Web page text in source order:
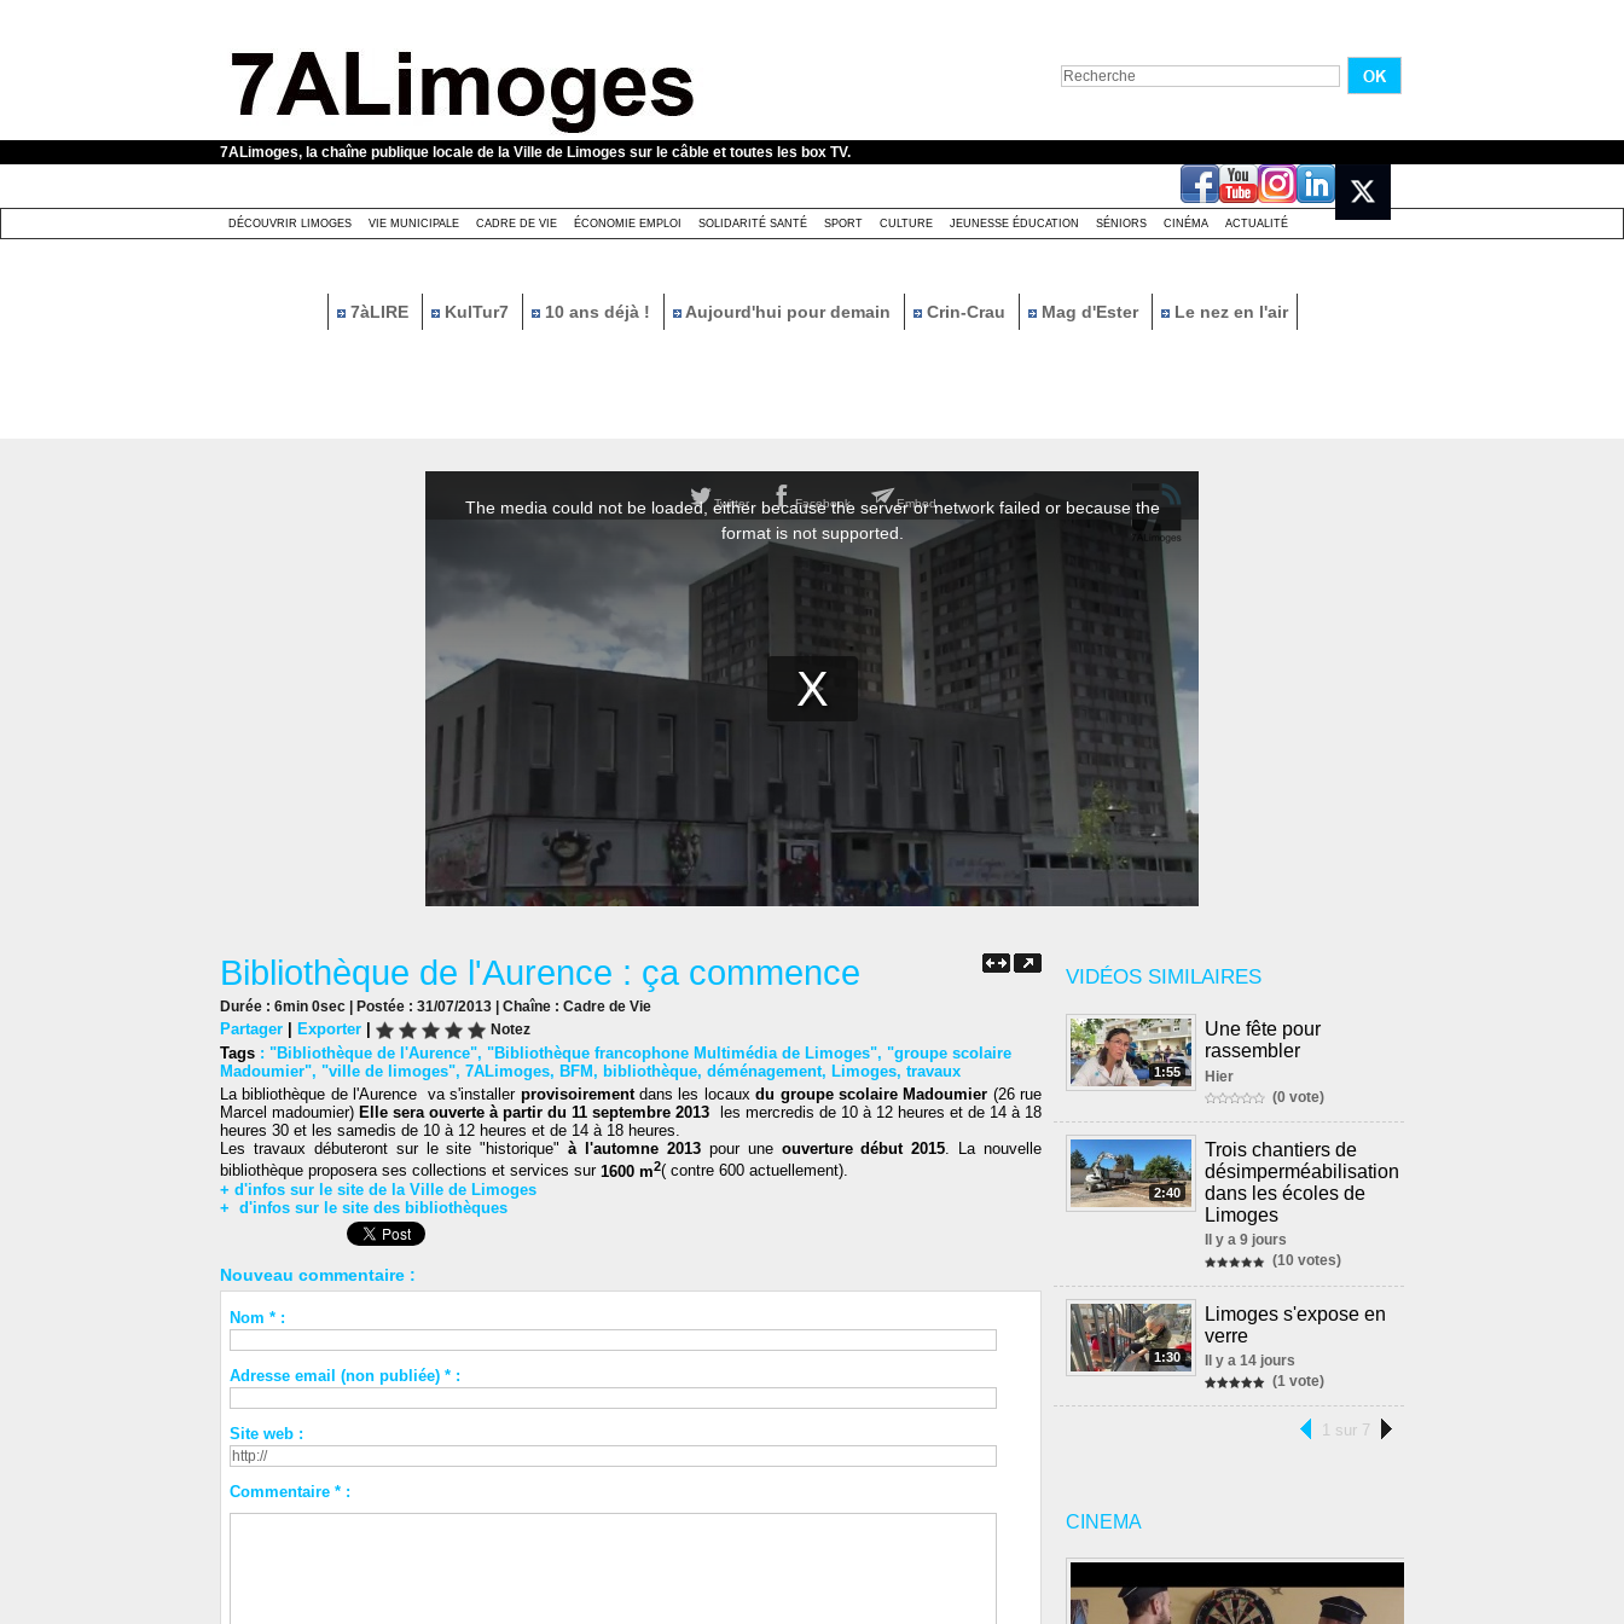
7ALimoges, la chaîne publique locale de la Ville de Limoges sur le câble et toutes les box TV.
DÉCOUVRIR LIMOGES VIE MUNICIPALE CADRE DE VIE ÉCONOMIE EMPLOI SOLIDARITÉ SANTÉ SPORT CULTURE JEUNESSE ÉDUCATION SÉNIORS CINÉMA ACTUALITÉ
7àLIRE KulTur7 10 ans déjà ! Aujourd'hui pour demain Crin-Crau Mag d'Ester Le nez en l'air
VIDÉOS SIMILAIRES
1:55
Une fête pour
rassembler
Hier
(0 vote)
2:40
Trois chantiers de
désimperméabilisation
dans les écoles de
Limoges
Il y a 9 jours
(10 votes)
1:30
Limoges s'expose en
verre
Il y a 14 jours
(1 vote)
1 sur 7
CINEMA
Bibliothèque de l'Aurence : ça commence
Durée : 6min 0sec | Postée : 31/07/2013 | Chaîne : Cadre de Vie
Partager | Exporter | Notez
Tags : "Bibliothèque de l'Aurence", "Bibliothèque francophone Multimédia de Limoges", "groupe scolaire
Madoumier", "ville de limoges", 7ALimoges, BFM , bibliothèque, déménagement, Limoges, travaux
La bibliothèque de l'Aurence va s'installer provisoirement dans les locauxdu groupe scolaire Madoumier (26 rue
Marcel madoumier) Elle sera ouverte à partir du 11 septembre 2013 les mercredis de 10 à 12 heures et de 14 à 18
heures 30 et les samedis de 10 à 12 heures et de 14 à 18 heures.
Les travaux débuteront sur le site "historique"à l'automne 2013pour une ouverture début 2015. La nouvelle
bibliothèque proposera ses collections et services sur 1600 m2( contre 600 actuellement).
+ d'infos sur le site de la Ville de Limoges
+ d'infos sur le site des bibliothèques
Nouveau commentaire :
Nom * :
Adresse email (non publiée) * :
Site web :
Commentaire * :